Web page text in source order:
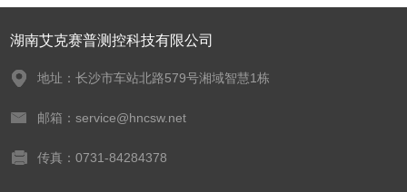
湖南艾克赛普测控科技有限公司
地址：长沙市车站北路579号湘域智慧1栋
邮箱：service@hncsw.net
传真：0731-84284378